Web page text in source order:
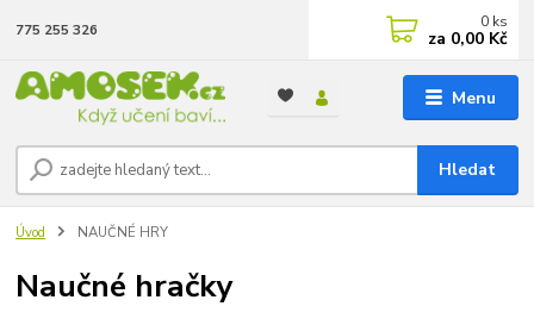
Menu
Hledat
775 255 326 0 ks
za 0,00 Kč
Úvod NAUČNÉ HRY
Naučné hračky